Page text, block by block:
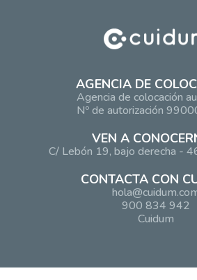
AGENCIA DE
Agencia de colocación
Nº de autorización
VEN A
C/ Lebón 19, bajo derecha -
CONTACTA CON
900 834 942
Cuidum